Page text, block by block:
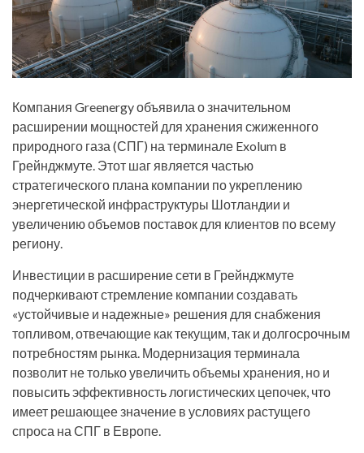
Компания Greenergy объявила о значительном
расширении мощностей для хранения сжиженного
природного газа (СПГ) на терминале Exolum в
Грейнджмуте. Этот шаг является частью
стратегического плана компании по укреплению
энергетической инфраструктуры Шотландии и
увеличению объемов поставок для клиентов по всему
региону.
Инвестиции в расширение сети в Грейнджмуте
подчеркивают стремление компании создавать
«устойчивые и надежные» решения для снабжения
топливом, отвечающие как текущим, так и долгосрочным
потребностям рынка. Модернизация терминала
позволит не только увеличить объемы хранения, но и
повысить эффективность логистических цепочек, что
имеет решающее значение в условиях растущего
спроса на СПГ в Европе.